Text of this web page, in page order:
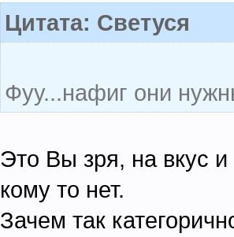
Цитата: Светуся
Фуу...нафиг они
Это Вы зря, на вкус
кому то нет.
Зачем так